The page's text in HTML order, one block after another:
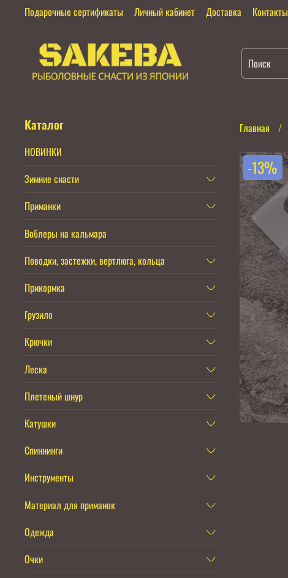
Подарочные сертификаты Личный кабинет Доставка Контакты
Главная
-13%
Каталог
НОВИНКИ
Зимние снасти
Приманки
Воблеры на кальмара
Поводки, застежки, вертлюга, кольца
Прикормка
Грузило
Крючки
Леска
Плетеный шнур
Катушки
Спиннинги
Инструменты
Материал для приманок
Одежда
Очки